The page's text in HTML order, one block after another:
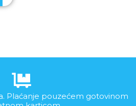
Plaćanje pouzećem gotovinom